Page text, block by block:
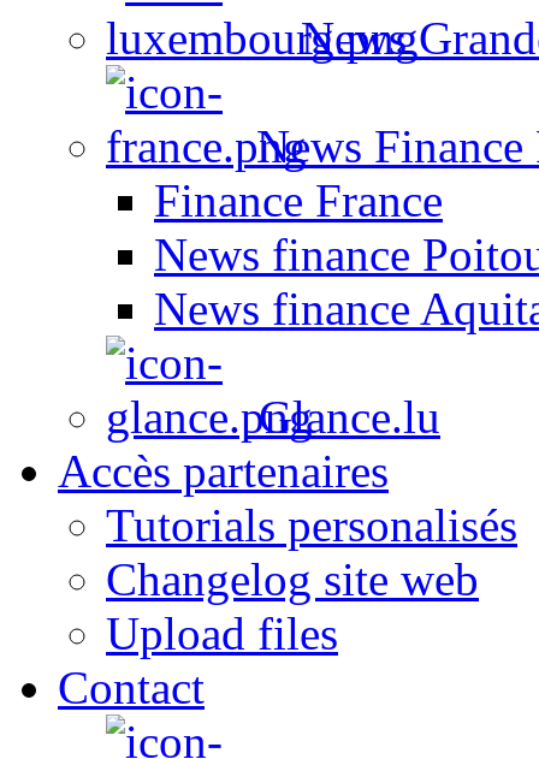
News
News Finance
Finance France
News finance
News finance
Glance.lu
Accès partenaires
Tutorials personalisés
Changelog site web
Upload files
Contact